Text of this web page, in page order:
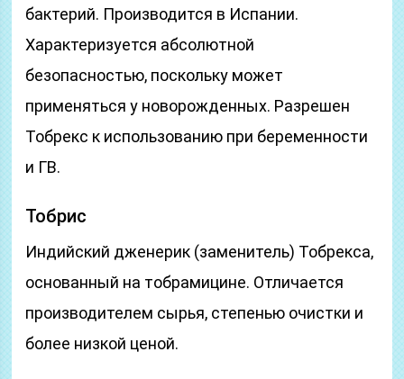
бактерий. Производится в Испании.
Характеризуется абсолютной
безопасностью, поскольку может
применяться у новорожденных. Разрешен
Тобрекс к использованию при беременности
и ГВ.
Тобрис
Индийский дженерик (заменитель) Тобрекса,
основанный на тобрамицине. Отличается
производителем сырья, степенью очистки и
более низкой ценой.